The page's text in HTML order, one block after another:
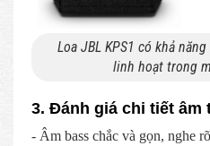
Loa JBL KPS1 có khả
linh hoạt trong
3. Đánh giá chi tiết âm
- Âm bass chắc và gọn, nghe